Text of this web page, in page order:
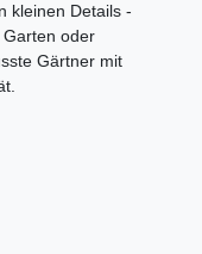
kleinen Details -
oder
Gärtner mit